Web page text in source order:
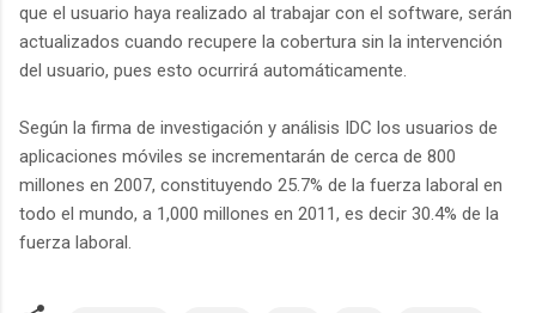
que el usuario haya realizado al trabajar con el software, serán
actualizados cuando recupere la cobertura sin la intervención
del usuario, pues esto ocurrirá automáticamente.
Según la firma de investigación y análisis IDC los usuarios de
aplicaciones móviles se incrementarán de cerca de 800
millones en 2007, constituyendo 25.7% de la fuerza laboral en
todo el mundo, a 1,000 millones en 2011, es decir 30.4% de la
fuerza laboral.